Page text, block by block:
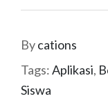
Bycations
Tags:Aplikasi,
Siswa